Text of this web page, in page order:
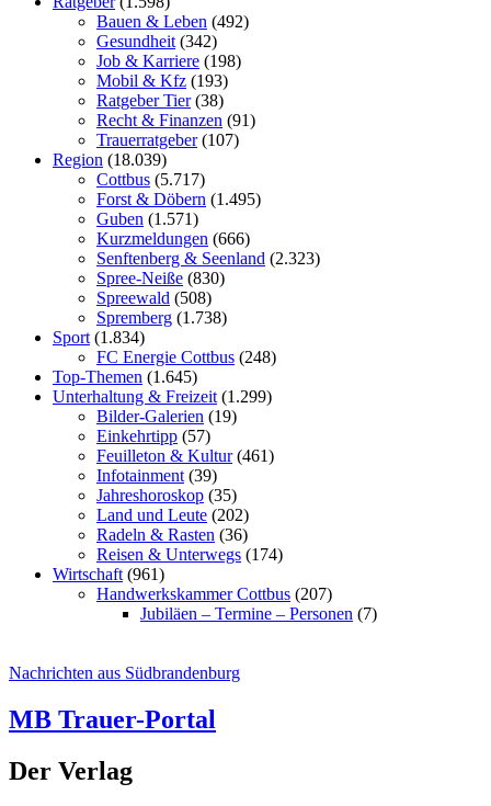
Bauen & Leben (492)
Gesundheit (342)
Job & Karriere (198)
Mobil & Kfz (193)
Ratgeber Tier(38)
Recht & Finanzen (91)
Trauerratgeber(107)
Region (18.039)
Cottbus (5.717)
Forst & Döbern (1.495)
Guben (1.571)
Kurzmeldungen (666)
Senftenberg & Seenland (2.323)
Spree-Neiße (830)
Spreewald (508)
Spremberg (1.738)
Sport (1.834)
FC Energie Cottbus (248)
Top-Themen (1.645)
Unterhaltung & Freizeit (1.299)
Bilder-Galerien (19)
Einkehrtipp (57)
Feuilleton & Kultur(461)
Infotainment (39)
Jahreshoroskop (35)
Land und Leute (202)
Radeln & Rasten (36)
Reisen & Unterwegs (174)
Wirtschaft (961)
Handwerkskammer Cottbus (207)
Jubiläen – Termine – Personen (7)
Nachrichten aus Südbrandenburg
MB Trauer-Portal
Der Verlag